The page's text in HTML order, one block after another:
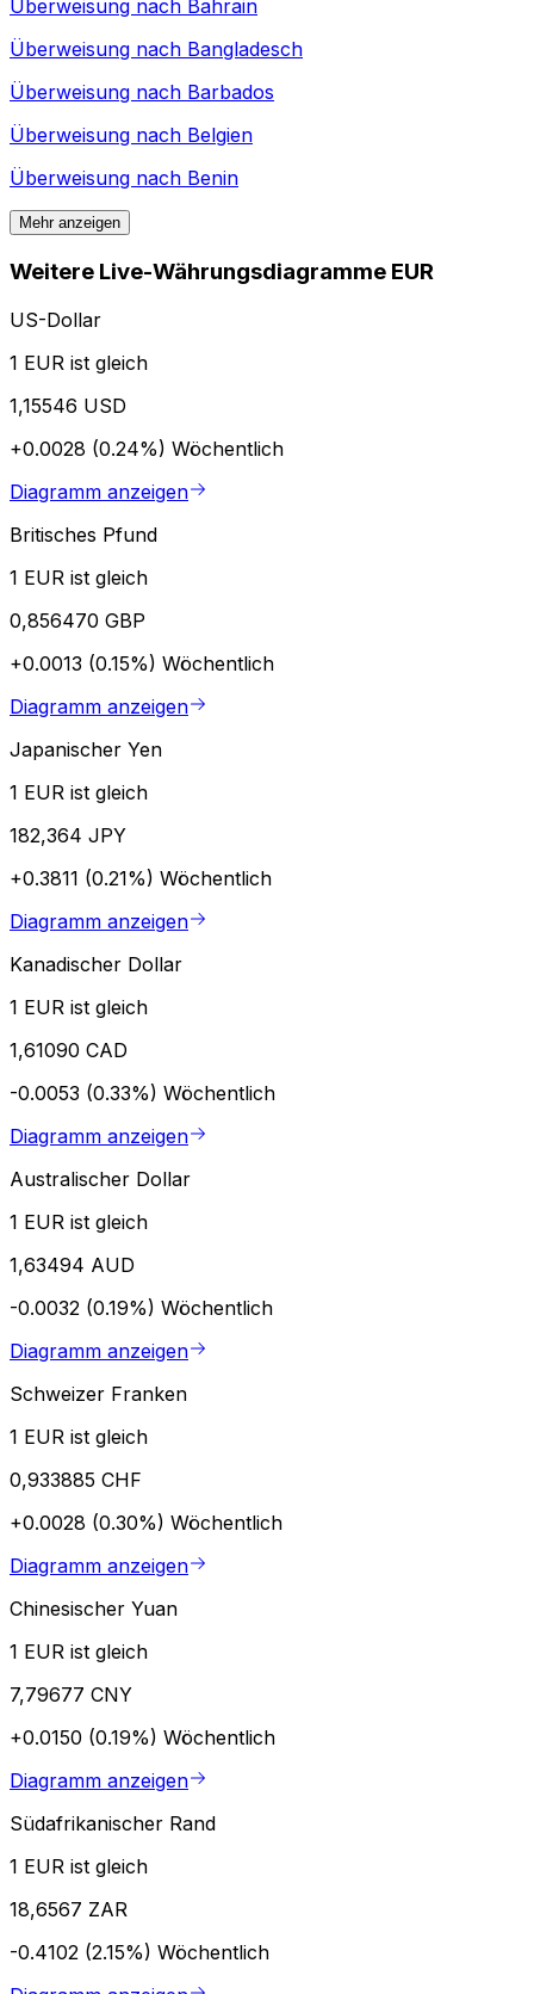
Überweisung nach Bahrain
Überweisung nach Bangladesch
Überweisung nach Barbados
Überweisung nach Belgien
Überweisung nach Benin
Mehr anzeigen
Weitere Live-Währungsdiagramme EUR
US-Dollar
1 EUR ist gleich
1,15546 USD
+0.0028 (0.24%) Wöchentlich
Diagramm anzeigen
Britisches Pfund
1 EUR ist gleich
0,856470 GBP
+0.0013 (0.15%) Wöchentlich
Diagramm anzeigen
Japanischer Yen
1 EUR ist gleich
182,364 JPY
+0.3811 (0.21%) Wöchentlich
Diagramm anzeigen
Kanadischer Dollar
1 EUR ist gleich
1,61090 CAD
-0.0053 (0.33%) Wöchentlich
Diagramm anzeigen
Australischer Dollar
1 EUR ist gleich
1,63494 AUD
-0.0032 (0.19%) Wöchentlich
Diagramm anzeigen
Schweizer Franken
1 EUR ist gleich
0,933885 CHF
+0.0028 (0.30%) Wöchentlich
Diagramm anzeigen
Chinesischer Yuan
1 EUR ist gleich
7,79677 CNY
+0.0150 (0.19%) Wöchentlich
Diagramm anzeigen
Südafrikanischer Rand
1 EUR ist gleich
18,6567 ZAR
-0.4102 (2.15%) Wöchentlich